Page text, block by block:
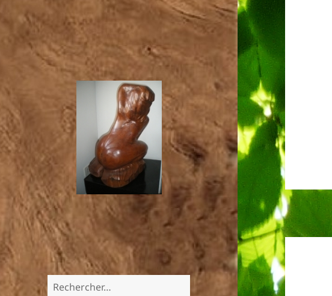
Rechercher :